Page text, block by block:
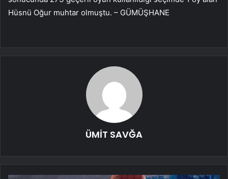
Hüsnü Oğur muhtar olmuştu. – GÜMÜŞHANE
ÜMİT SAVĞA